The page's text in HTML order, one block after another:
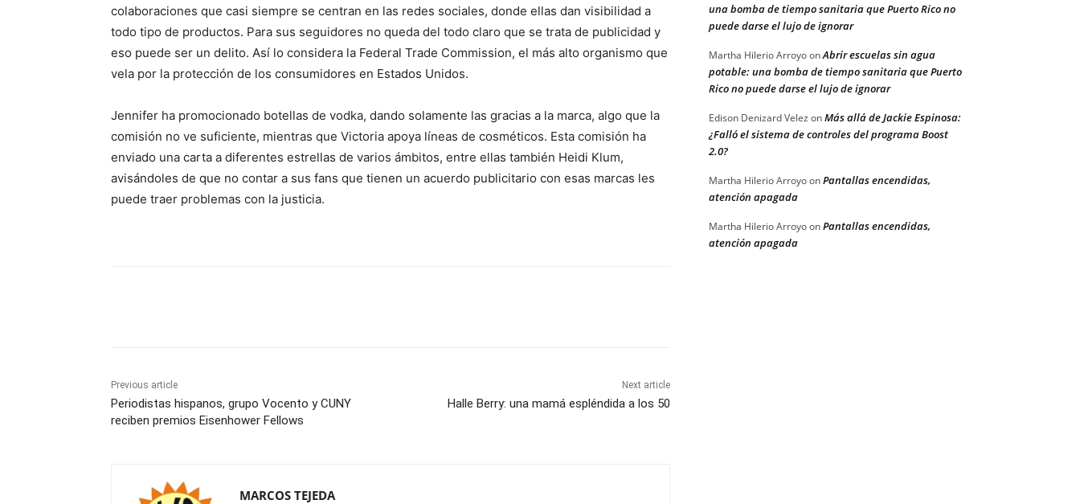
colaboraciones que casi siempre se centran en las redes sociales, donde ellas dan visibilidad a
todo tipo de productos. Para sus seguidores no queda del todo claro que se trata de publicidad y
eso puede ser un delito. Así lo considera la Federal Trade Commission, el más alto organismo que
vela por la protección de los consumidores en Estados Unidos.
Jennifer ha promocionado botellas de vodka, dando solamente las gracias a la marca, algo que la
comisión no ve suficiente, mientras que Victoria apoya líneas de cosméticos. Esta comisión ha
enviado una carta a diferentes estrellas de varios ámbitos, entre ellas también Heidi Klum,
avisándoles de que no contar a sus fans que tienen un acuerdo publicitario con esas marcas les
puede traer problemas con la justicia.
Previous article
Periodistas hispanos, grupo Vocento y CUNY
reciben premios Eisenhower Fellows
Next article
Halle Berry: una mamá espléndida a los 50
MARCOS TEJEDA
una bomba de tiempo sanitaria que Puerto Rico no
puede darse el lujo de ignorar
Martha Hilerio ArroyoonAbrir escuelas sin agua
potable: una bomba de tiempo sanitaria que Puerto
Rico no puede darse el lujo de ignorar
Edison Denizard Velez onMás allá de Jackie Espinosa:
¿Falló el sistema de controles del programa Boost
2.0?
Martha Hilerio ArroyoonPantallas encendidas,
atención apagada
Martha Hilerio ArroyoonPantallas encendidas,
atención apagada